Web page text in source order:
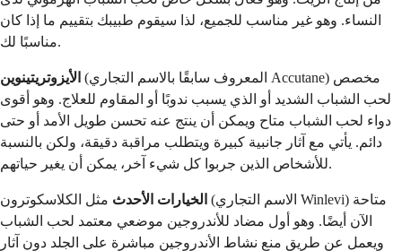
النساء. وهو غير مناسب للجميع، لذا سيقوم طبيبك بتقييم ما إذا كان
مناسبًا لك.
الأيزوتريتينوين (المعروف سابقًا بالاسم التجاري Accutane) مخصص
لحب الشباب الشديد أو الذي يسبب ندوبًا أو المقاوم للعلاج. وهو أقوى
دواء لحب الشباب متاح ويمكن أن ينتج عنه تحسن طويل الأمد أو حتى
دائم. يأتي مع آثار جانبية كبيرة ويتطلب مراقبة دقيقة، ولكن بالنسبة
للأشخاص الذين جربوا كل شيء آخر، يمكن أن يغير حياتهم.
الخيارات الأحدث مثل الكلاسكوترون (الاسم التجاري Winlevi) متاحة
الآن أيضًا. وهو أول مضاد للأندروجين موضعي معتمد لحب الشباب
ويعمل عن طريق منع نشاط الأندروجين مباشرة على الجلد دون آثار